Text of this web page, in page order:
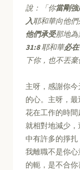
說：「你當剛強
入耶和華向他
他們承受那地為
31:8耶和華必
下你，也不丟棄
主呀，感謝你
的心。主呀，
花在工作的時
就相對地減少
中有許多的掙
我離職不是你
的軛，是不合